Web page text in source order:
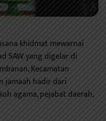
khidmat mewarnai
SAW yang digelar di
Kecamatan
jamaah hadir dari
agama, pejabat daerah,